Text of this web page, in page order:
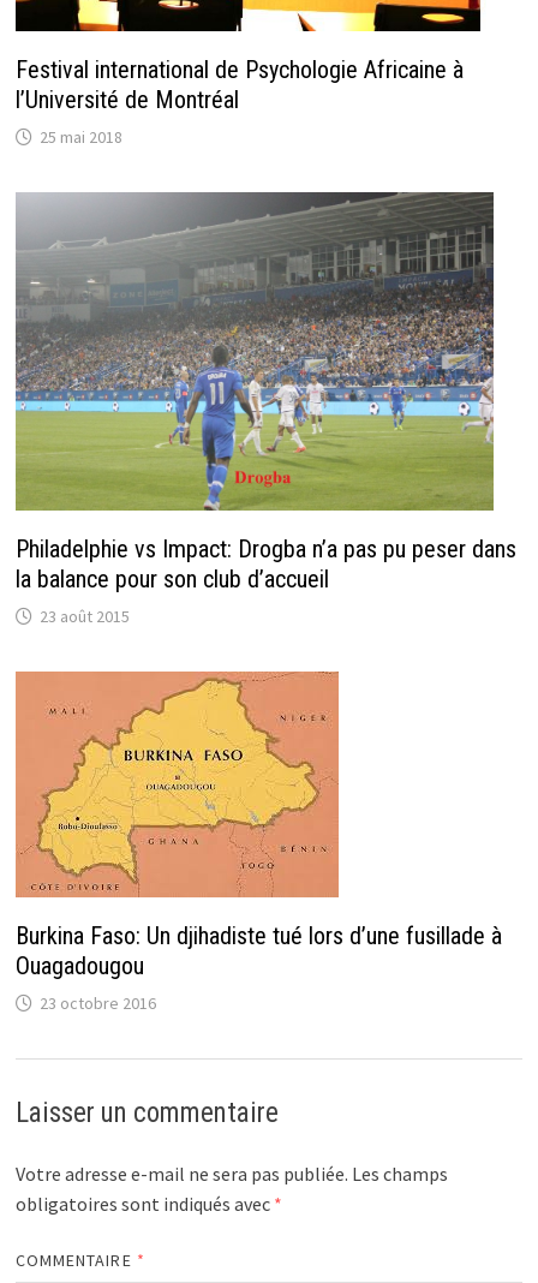
Festival international de Psychologie Africaine à
l’Université de Montréal
25 mai 2018
Philadelphie vs Impact: Drogba n’a pas pu peser dans
la balance pour son club d’accueil
23 août 2015
Burkina Faso: Un djihadiste tué lors d’une fusillade à
Ouagadougou
23 octobre 2016
Laisser un commentaire
Votre adresse e-mail ne sera pas publiée. Les champs
obligatoires sont indiqués avec *
COMMENTAIRE *